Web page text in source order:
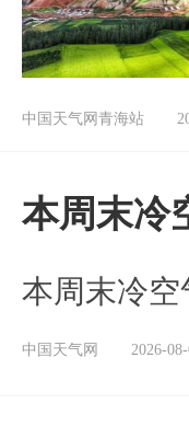
中国天气网青海站
本周末冷
本周末冷空
中国天气网 2026-